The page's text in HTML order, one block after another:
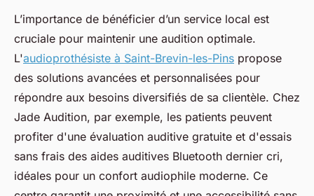
L’importance de bénéficier d’un service local est
cruciale pour maintenir une audition optimale.
L'audioprothésiste à Saint-Brevin-les-Pins propose
des solutions avancées et personnalisées pour
répondre aux besoins diversifiés de sa clientèle. Chez
Jade Audition, par exemple, les patients peuvent
profiter d'une évaluation auditive gratuite et d'essais
sans frais des aides auditives Bluetooth dernier cri,
idéales pour un confort audiophile moderne. Ce